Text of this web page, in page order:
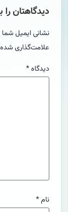
دیدگاهتان را
نشانی ایمیل
علامت‌گذاری
دیدگاه*
نام*